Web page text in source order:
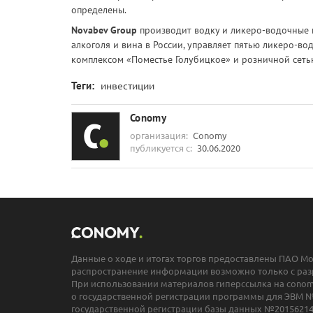
определены.
Novabev Group производит водку и ликеро-
алкоголя и вина в России, управляет пятью ликеро-
комплексом «Поместье Голубицкое» и розничной
Теги: инвестиции
Conomy
организация: Conomy
публикуется с: 30.06.2020
Данные о ходе и итогах торгов предоставлены ПАО
распространение информации возможно только с
При использовании материалов гиперссылка на
о государственной регистрации программы для ЭВМ
государственной регистрации базы данных